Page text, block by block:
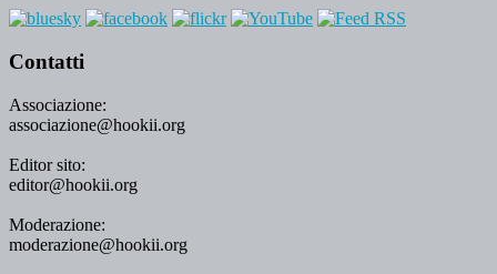
Contatti
Associazione:
associazione@hookii.org
Editor sito:
editor@hookii.org
Moderazione:
moderazione@hookii.org